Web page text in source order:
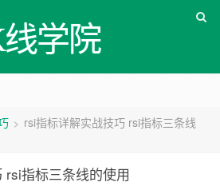
学院
> rsi指标详解实战技巧 rsi指标三条线
指标三条线的使用